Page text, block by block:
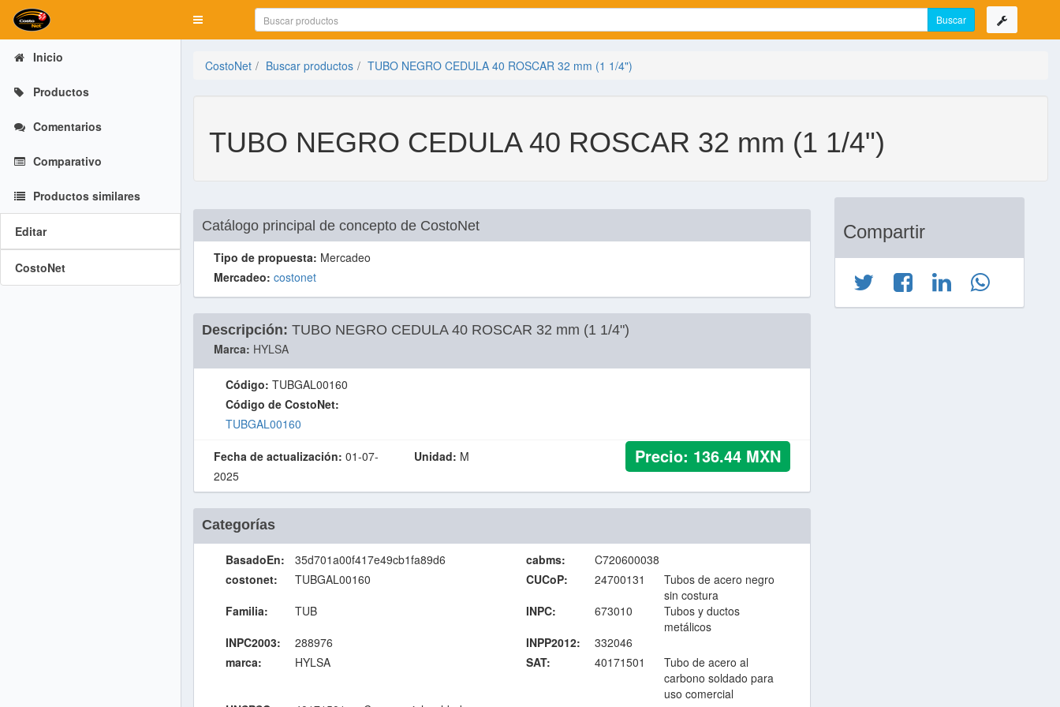
Mostrar menú
Inicio
Productos
Comentarios
Comparativo
Productos similares
Editar
CostoNet
CostoNet Buscar productos TUBO NEGRO CEDULA 40 ROSCAR 32 mm (1 1/4")
TUBO NEGRO CEDULA 40 ROSCAR 32 mm (1 1/4")
Catálogo principal de concepto de CostoNet
Tipo de propuesta: Mercadeo
Mercadeo: costonet
Descripción: TUBO NEGRO CEDULA 40 ROSCAR 32 mm (1 1/4")
Marca: HYLSA
Código: TUBGAL00160
Código de CostoNet:
TUBGAL00160
Fecha de actualización: 01-07-
2025
Unidad: M Precio: 136.44 MXN
Categorías
BasadoEn: 35d701a00f417e49cb1fa89d6 cabms:
C720600038
costonet:
TUBGAL00160 CUCoP: 24700131
Tubos de acero negro
sin costura
Familia:
TUB INPC: 673010
Tubos y ductos
metálicos
INPC2003:
288976 INPP2012:
332046
marca:
HYLSA SAT: 40171501
Tubo de acero al
carbono soldado para
uso comercial
Compartir